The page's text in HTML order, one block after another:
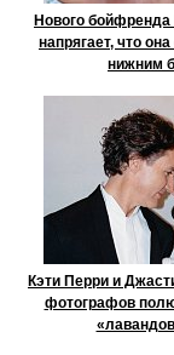
Нового
напрягает, что
нижним
Кэти Перри и
фотографов